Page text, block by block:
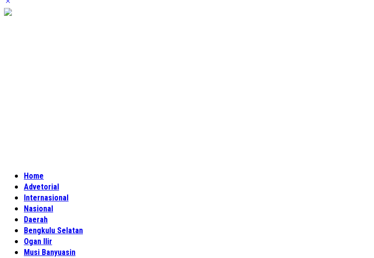
Home
Advetorial
Internasional
Nasional
Daerah
Bengkulu Selatan
Ogan Ilir
Musi Banyuasin